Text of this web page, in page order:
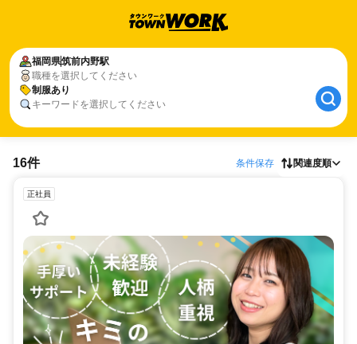
福岡県筑前内野駅
職種を選択してください
制服あり
キーワードを選択してください
16件 条件保存 関連度順
正社員